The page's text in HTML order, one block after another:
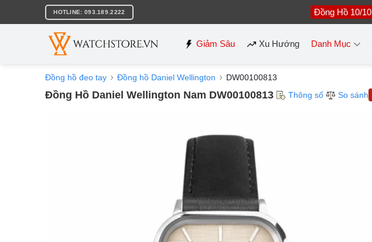
nội
HOTLINE: 093.189.2222 Đồng Hồ 10/10
Giảm Sâu Xu Hướng Danh Mục
Đồng hồ đeo tay Đồng hồ Daniel Wellington DW00100813
Đồng Hồ Daniel Wellington Nam DW00100813 Thông số So sánh